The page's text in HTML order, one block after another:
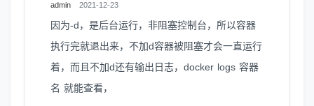
admin 2021-12-23
因为-d，是后台运行，非阻塞控制台，所以容器
执行完就退出来，不加d容器被阻塞才会一直运行
着，而且不加d还有输出日志，docker logs 容器
名 就能查看，